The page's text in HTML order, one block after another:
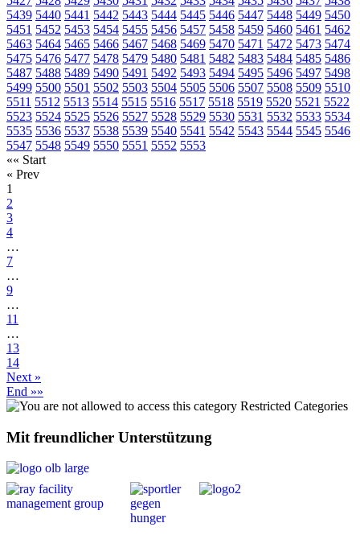
5439 5440 5441 5442 5443 5444 5445 5446 5447 5448 5449 5450
5451 5452 5453 5454 5455 5456 5457 5458 5459 5460 5461 5462
5463 5464 5465 5466 5467 5468 5469 5470 5471 5472 5473 5474
5475 5476 5477 5478 5479 5480 5481 5482 5483 5484 5485 5486
5487 5488 5489 5490 5491 5492 5493 5494 5495 5496 5497 5498
5499 5500 5501 5502 5503 5504 5505 5506 5507 5508 5509 5510
5511 5512 5513 5514 5515 5516 5517 5518 5519 5520 5521 5522
5523 5524 5525 5526 5527 5528 5529 5530 5531 5532 5533 5534
5535 5536 5537 5538 5539 5540 5541 5542 5543 5544 5545 5546
5547 5548 5549 5550 5551 5552 5553
«« Start
« Prev
1
2
3
4
…
7
…
9
…
11
…
13
14
Next »
End »»
Restricted Categories
Mit freundlicher Unterstützung